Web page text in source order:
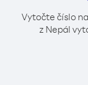
Vytočte číslo
z Nepál